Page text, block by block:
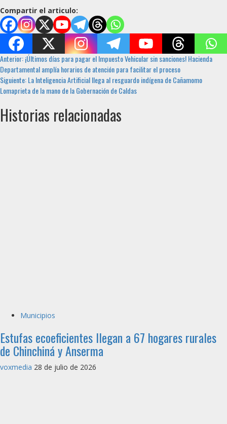
Compartir el articulo:
Sigue
leyendo
Anterior:¡Últimos días para pagar el Impuesto Vehicular sin sanciones! Hacienda
Departamental amplía horarios de atención para facilitar el proceso
Siguiente:La Inteligencia Artificial llega al resguardo indígena de Cañamomo
Lomaprieta de la mano de la Gobernación de Caldas
Historias relacionadas
Municipios
Estufas ecoeficientes llegan a 67 hogares rurales
de Chinchiná y Anserma
voxmedia 28 de julio de 2026